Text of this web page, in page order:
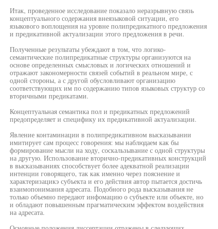
Итак, проведенное исследование показало неразрывную связь
концептуального содержания внеязыковой ситуации, его
языкового воплощения на уровне полипредикатного предложения
и предикативной актуализации этого предложения в речи.
Полученные результаты убеждают в том, что логико-
семантические полипредикатные структуры организуются на
основе определенных смысловых и логических отношений и
отражают закономерности связей событий в реальном мире, с
одной стороны, а с другой обусловливают организацию
соответствующих им по содержанию типов языковых структур со
вторичными предикатами.
Концептуальная семантика пол и предикатных предложений
предопределяет и специфику их предикативной актуализации.
Явление контаминации в полипредикативном высказывании
имитирует сам процесс говорения: мы наблюдаем как бы
формирование мысли на ходу, соскальзывание с одной структуры
на другую. Использование вторично-предикативных конструкций
в высказываниях способствует более адекватной реализации
интенции говорящего, так как именно через пояснение и
характеризацикэ субъекта и его действия автор пытается достичь
взаимопонимания адресата. Подобного рода высказывания не
только объемно передают инфомацию о субъекте или объекте, но
и обладают повышенным прагматическим эффектом воздействия
на адресата.